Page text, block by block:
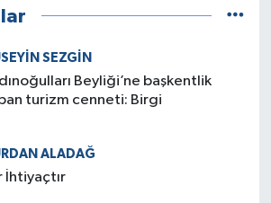
SEZGIN
Beyliği’ne başkentlik
turizm cenneti: Birgi
ALADAĞ
İhtiyaçtır